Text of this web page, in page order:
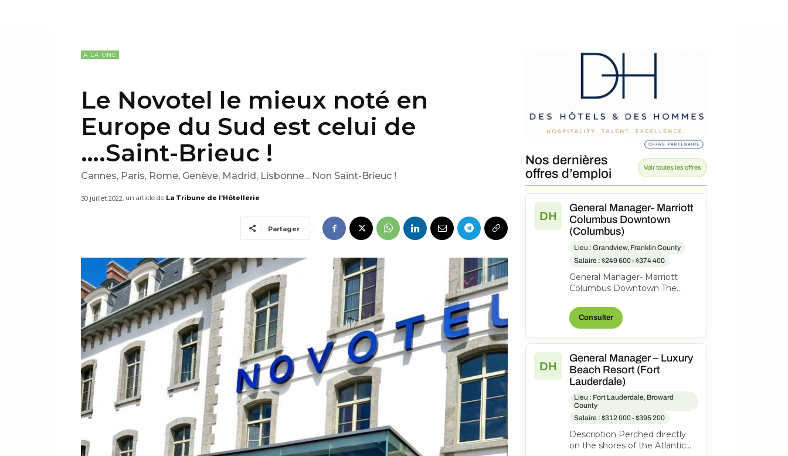
I
A LA UNE
Le Novotel le mieux noté en
Europe du Sud est celui de
….Saint-Brieuc !
Cannes, Paris, Rome, Genève, Madrid, Lisbonne... Non Saint-Brieuc !
30 juillet 2022, un article de La Tribune de l’Hôtellerie
Partager
Nos dernières
offres d’emploi
Voir toutes les offres
DH
General Manager- Marriott
Columbus Downtown
(Columbus)
Lieu : Grandview, Franklin County
Salaire : $249 600 - $374 400
General Manager- Marriott
Columbus Downtown The
St., Columbus, Ohio, United
States o...
Consulter
DH
General Manager – Luxury
Beach Resort (Fort
Lauderdale)
Lieu : Fort Lauderdale, Broward
County
Salaire : $312 000 - $395 200
Description Perched directly
on the shores of the Atlantic